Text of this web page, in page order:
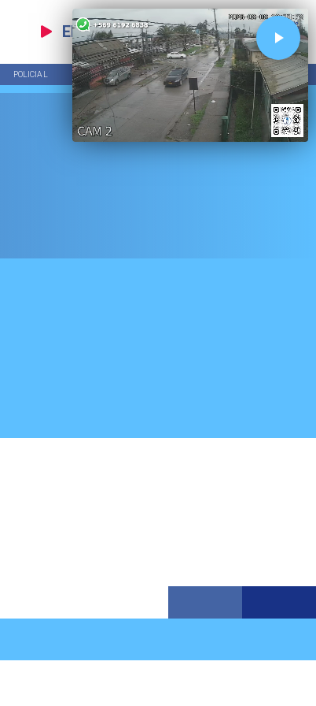
EN VIVO
POLICIAL TENDENCIAS